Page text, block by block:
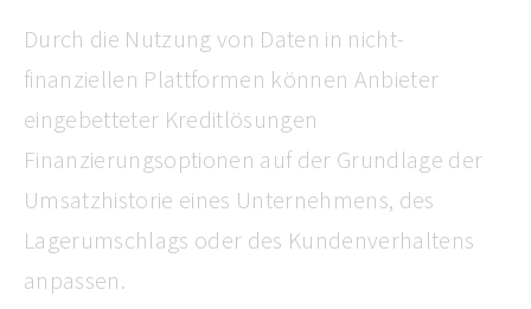
Durch die Nutzung von Daten in nicht-
finanziellen Plattformen können Anbieter
eingebetteter Kreditlösungen
Finanzierungsoptionen auf der Grundlage der
Umsatzhistorie eines Unternehmens, des
Lagerumschlags oder des Kundenverhaltens
anpassen.